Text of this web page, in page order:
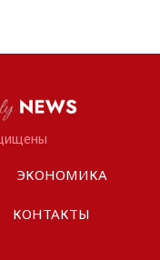
ЭКОНОМИКА
КОНТАКТЫ